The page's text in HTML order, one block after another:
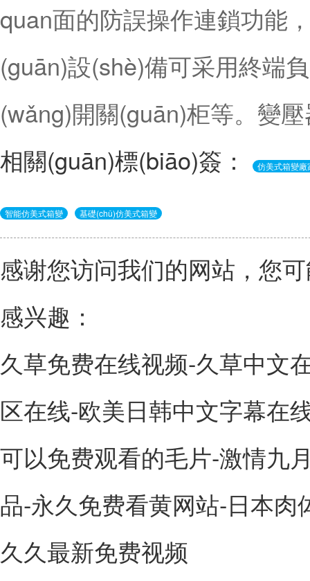
quan面的防誤操作連鎖功能
(guān)設(shè)備可采用終端
(wǎng)開關(guān)柜等。變
相關(guān)標(biāo)簽：
仿美式箱變廠
智能仿美式箱變 基礎(chǔ)仿美式箱變
感谢您访问我们的网站，您
感兴趣：
久草免费在线视频-久草中文
区在线-欧美日韩中文字幕在
可以免费观看的毛片-激情九
品-永久免费看黄网站-日本
久久最新免费视频